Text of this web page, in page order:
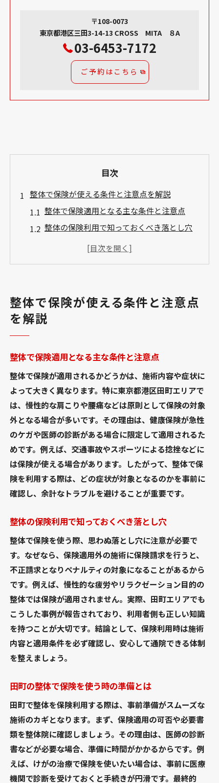
〒108-0073
東京都港区三田3-14-13 CROSS MITA ８A
03-6453-7172
ご予約はこちら
目次
整体で保険が使える条件と注意点を解説
整体で保険適用となる主な条件と注意点
整体の保険利用で知っておくべき落とし穴
田町の整体で保険を使う時の準備とは
保険請求トラブルを防ぐ整体利用の心得
田町で整体を選ぶ際の保険適用ポイント
田町で整体を選ぶ時の保険適用チェック
ト
田町駅周辺で整体の保険条件を確認する方
法
整体の保険適用と口コミ・評判の活用術
整体の保険利用で気をつけたい不正請求リ
スク
田町の整体で保険を安心して使うための準
備
整体院で保険適用となるケースを知る
急性のケガで整体保険が使える場合の流れ
整体で医師の同意が必要となるケースとは
整体院で保険適用が例外的に認められる条
件
整体と整骨院の保険適用ケースの違い
整体保険適用外の場合の注意点もチェック
整体と整骨院の保険利用の違いを整理
整体と整骨院で保険適用範囲はどう違う？
整体保険利用と整骨院の仕組みを比較解説
整骨院は健康保険が使える主な理由とは
整体院で保険が通らないケースを理解する
田町で整体と整骨院を選ぶポイント
田町エリアで整体保険活用のコツ
田町で整体の保険を賢く活用する方法
整体保険活用のための事前チェックポイン
整体で保険が使える条件と注意点
を解説
整体で保険適用となる主な条件と注意点
整体で保険が適用されるかどうかは、施術内容や症状に
よって大きく異なります。特に東京都港区田町エリアで
は、慢性的な肩こりや腰痛などは原則として保険の対象
外となる場合が多いです。その理由は、健康保険が急性
のケガや医師の診断がある場合に限定して適用されるた
めです。例えば、交通事故やスポーツによる捻挫などに
は保険が使える場合があります。したがって、整体で保
険を利用する際は、どの症状が対象となるのかを事前に
確認し、余計なトラブルを避けることが重要です。
整体の保険利用で知っておくべき落とし穴
整体で保険を使う際、思わぬ落とし穴に注意が必要で
す。なぜなら、保険適用外の施術に保険請求を行うと、
不正請求となりペナルティの対象になることがあるから
です。例えば、慢性的な疲労やリラクゼーション目的の
整体では保険が適用されません。実際、田町エリアでも
こうした事例が報告されており、利用者側も正しい知識
を持つことが大切です。結論として、保険利用時は施術
内容と適用条件を必ず確認し、安心して通院できる体制
を整えましょう。
田町の整体で保険を使う時の準備とは
田町で整体を保険利用する際は、事前準備がスムーズな
施術のカギとなります。まず、保険適用の可否や必要書
類を整体院に確認しましょう。その理由は、医師の診断
書などが必要な場合、準備に時間がかかるからです。例
えば、けがの治療で保険を使いたい場合は、事前に医療
機関で診断を受けておくと手続きが円滑です。最終的